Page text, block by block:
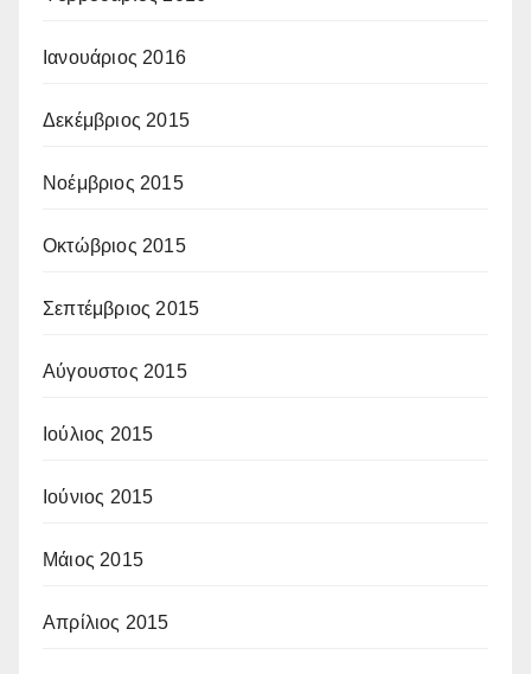
Ιανουάριος 2016
Δεκέμβριος 2015
Νοέμβριος 2015
Οκτώβριος 2015
Σεπτέμβριος 2015
Αύγουστος 2015
Ιούλιος 2015
Ιούνιος 2015
Μάιος 2015
Απρίλιος 2015